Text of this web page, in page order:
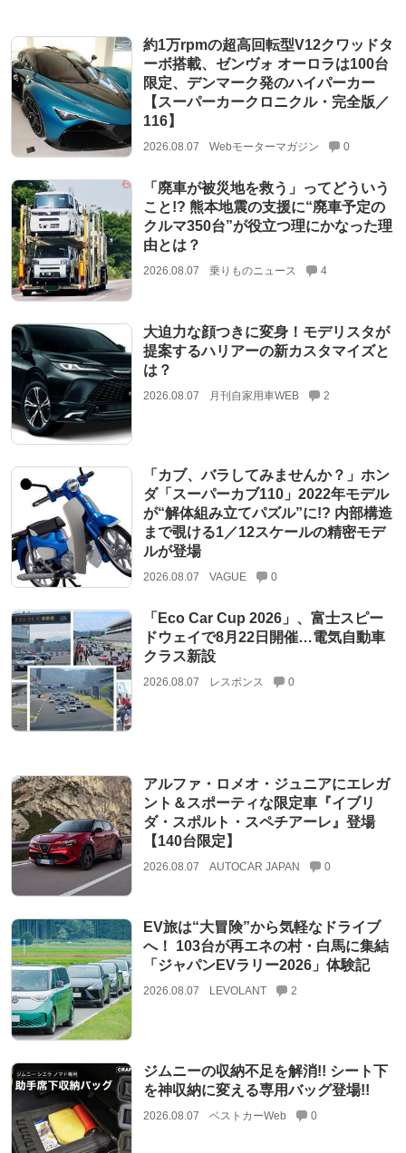
約1万rpmの超高回転型V12クワッドタ
ーボ搭載、ゼンヴォ オーロラは100台
限定、デンマーク発のハイパーカー
【スーパーカークロニクル・完全版／
116】
2026.08.07 Webモーターマガジン 0
「廃車が被災地を救う」ってどういう
こと!? 熊本地震の支援に“廃車予定の
クルマ350台”が役立つ理にかなった理
由とは？
2026.08.07 乗りものニュース 4
大迫力な顔つきに変身！モデリスタが
提案するハリアーの新カスタマイズと
は？
2026.08.07 月刊自家用車WEB 2
「カブ、バラしてみませんか？」ホン
ダ「スーパーカブ110」2022年モデル
が“解体組み立てパズル”に!? 内部構造
まで覗ける1／12スケールの精密モデ
ルが登場
2026.08.07 VAGUE 0
「Eco Car Cup 2026」、富士スピー
ドウェイで8月22日開催…電気自動車
クラス新設
2026.08.07 レスポンス 0
アルファ・ロメオ・ジュニアにエレガ
ント＆スポーティな限定車『イブリ
ダ・スポルト・スペチアーレ』登場
【140台限定】
2026.08.07 AUTOCAR JAPAN 0
EV旅は“大冒険”から気軽なドライブ
へ！ 103台が再エネの村・白馬に集結
「ジャパンEVラリー2026」体験記
2026.08.07 LEVOLANT 2
ジムニーの収納不足を解消!! シート下
を神収納に変える専用バッグ登場!!
2026.08.07 ベストカーWeb 0